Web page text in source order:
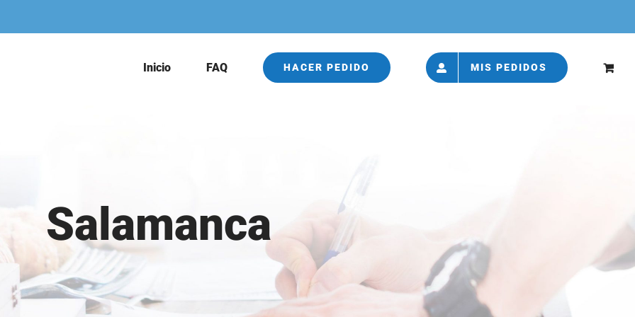
Inicio FAQ HACER PEDIDO MIS PEDIDOS
Salamanca